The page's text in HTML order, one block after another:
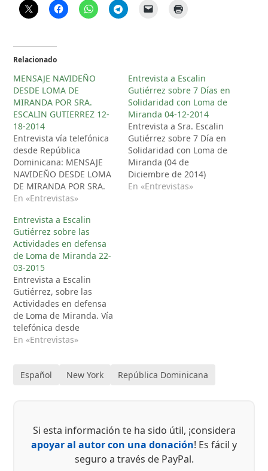
Relacionado
MENSAJE NAVIDEÑO
DESDE LOMA DE
MIRANDA POR SRA.
ESCALIN GUTIERREZ 12-
18-2014
Entrevista vía telefónica
desde República
Dominicana: MENSAJE
NAVIDEÑO DESDE LOMA
DE MIRANDA POR SRA.
ESCALIN GUTIERREZ-12-
En «Entrevistas»
Entrevista a Escalin
Gutiérrez sobre 7 Días en
Solidaridad con Loma de
Miranda 04-12-2014
Entrevista a Sra. Escalin
Gutiérrez sobre 7 Día en
Solidaridad con Loma de
Miranda (04 de
Diciembre de 2014)
En «Entrevistas»
Entrevista a Escalin
Gutiérrez sobre las
Actividades en defensa
de Loma de Miranda 22-
03-2015
Entrevista a Escalin
Gutiérrez, sobre las
Actividades en defensa
de Loma de Miranda. Vía
telefónica desde
República Dominicana.
Programa Radial DE
En «Entrevistas»
Español New York República Dominicana
Si esta información te ha sido útil, ¡considera
apoyar al autor con una donación! Es fácil y
seguro a través de PayPal.